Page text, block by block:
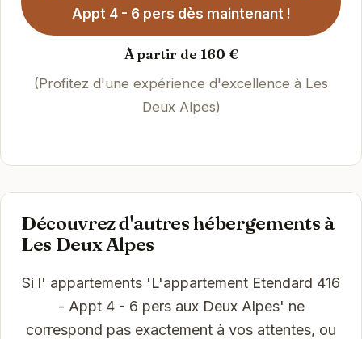
Appt 4 - 6 pers dès maintenant !
À partir de 160 €
(Profitez d'une expérience d'excellence à Les
Deux Alpes)
Découvrez d'autres hébergements à
Les Deux Alpes
Si l' appartements 'L'appartement Etendard 416
- Appt 4 - 6 pers aux Deux Alpes' ne
correspond pas exactement à vos attentes, ou